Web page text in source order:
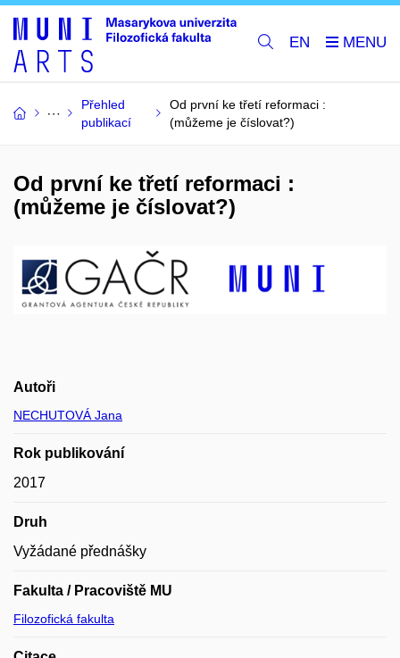
EN
Přehled
publikací
Od první ke třetí reformaci :
(můžeme je číslovat?)
Od první ke třetí reformaci :
(můžeme je číslovat?)
Autoři
NECHUTOVÁ Jana
Rok publikování
2017
Druh
Vyžádané přednášky
Fakulta / Pracoviště MU
Filozofická fakulta